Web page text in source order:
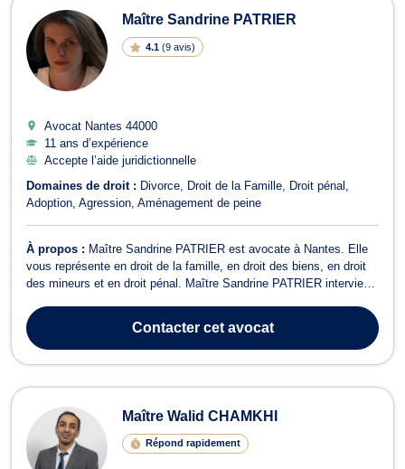
Maître Sandrine PATRIER
4.1 (9 avis)
Avocat Nantes 44000
11 ans d’expérience
Accepte l’aide juridictionnelle
Domaines de droit : Divorce Droit de la Famille
Droit pénal
Adoption Agression Aménagement de peine
À propos : Maître Sandrine PATRIER est avocate à Nantes. Elle
vous représente en droit de la famille, en droit des biens, en droit
des mineurs et en droit pénal. Maître Sandrine PATRIER intervient
s’occupe des problématiques relevant du divorce, de la séparation,
de la tut...
Contactercet avocat
Maître Walid CHAMKHI
Répond rapidement